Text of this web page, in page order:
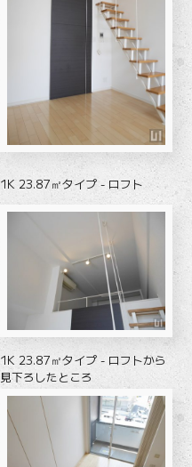
1K 23.87㎡タイプ - ロフト
1K 23.87㎡タイプ - ロフトから
見下ろしたところ